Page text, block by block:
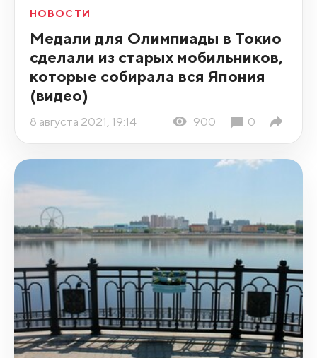
НОВОСТИ
Медали для Олимпиады в Токио
сделали из старых мобильников,
которые собирала вся Япония
(видео)
8 августа 2021, 19:14 900 0